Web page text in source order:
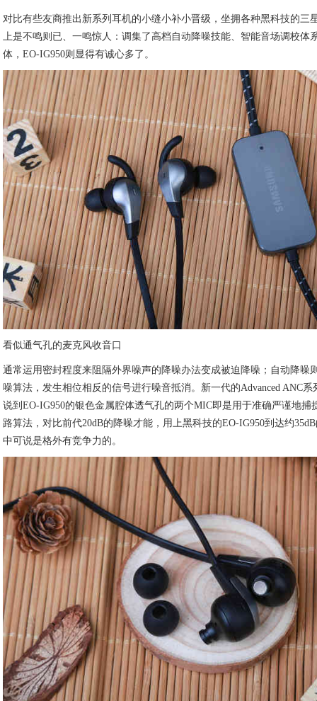
对比有些友商推出新系列耳机的小缝小补小晋级，坐拥各种黑科技的三
上是不鸣则已、一鸣惊人：调集了高档自动降噪技能、智能音场调校体
体，EO-IG950则显得有诚心多了。
看似通气孔的麦克风收音口
通常运用密封程度来阻隔外界噪声的降噪办法变成被迫降噪；自动降噪
噪算法，发生相位相反的信号进行噪音抵消。新一代的Advanced ANC
说到EO-IG950的银色金属腔体透气孔的两个MIC即是用于准确严谨地
路算法，对比前代20dB的降噪才能，用上黑科技的EO-IG950到达约
中可说是格外有竞争力的。